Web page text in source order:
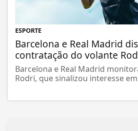
ESPORTE
Barcelona e Real Madrid
contratação do volante
Barcelona e Real Madrid
Rodri, que sinalizou interesse